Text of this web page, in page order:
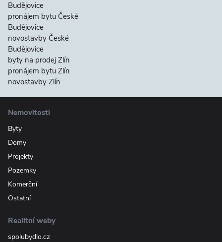
Budějovice
pronájem bytu České
Budějovice
novostavby České
Budějovice
byty na prodej Zlín
pronájem bytu Zlín
novostavby Zlín
Nemovitosti
Byty
Domy
Projekty
Pozemky
Komerční
Ostatní
Realitní weby
spolubydlo.cz